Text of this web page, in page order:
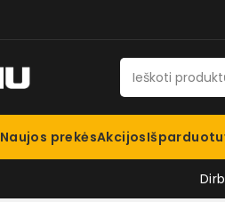
Naujos prekėsAkcijos